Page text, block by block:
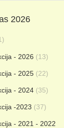
2026
- 2026 (13)
- 2025 (22)
- 2024 (35)
-2023 (37)
- 2021 - 2022